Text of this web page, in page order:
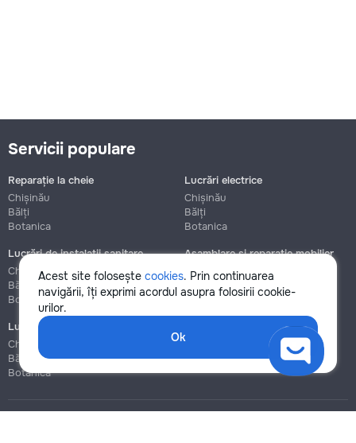
Acest site folosește cookies. Prin continuarea
navigării, îți exprimi acordul asupra folosirii cookie-
urilor.
Ok
Servicii populare
Reparație la cheie
Chișinău
Bălți
Botanica
Lucrări electrice
Chișinău
Bălți
Botanica
Lucrări de instalații sanitare
Chișinău
Bălți
Botanica
Asamblare și reparație mobilier
Chișinău
Botanica
Lucrări de construcție și instalare
Chișinău
Bălți
Botanica